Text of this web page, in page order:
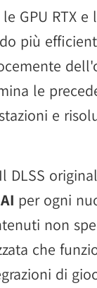
GPU RTX
più
le
e
per ogni
non
che
di